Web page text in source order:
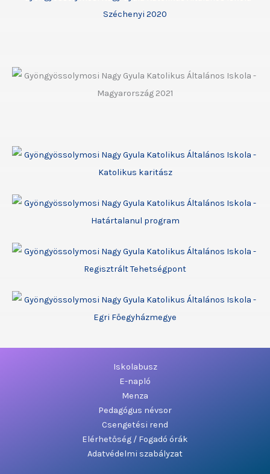
Iskolabusz
E-napló
Menza
Pedagógus névsor
Csengetési rend
Elérhetőség / Fogadó órák
Adatvédelmi szabályzat